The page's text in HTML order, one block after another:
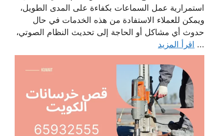
استمرارية عمل السماعات بكفاءة على المدى الطويل،
ويمكن للعملاء الاستفادة من هذه الخدمات في حال
حدوث أي مشاكل أو الحاجة إلى تحديث النظام الصوتي،
... اقرأ المزيد